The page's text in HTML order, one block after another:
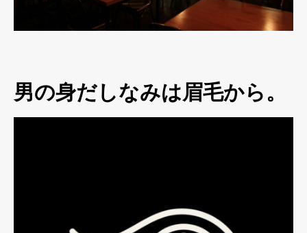
男の身だしなみは眉毛から。